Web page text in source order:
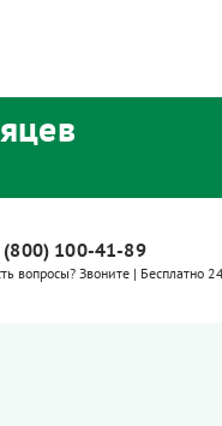
(800) 100-41-89
вопросы? Звоните | Бесплатно